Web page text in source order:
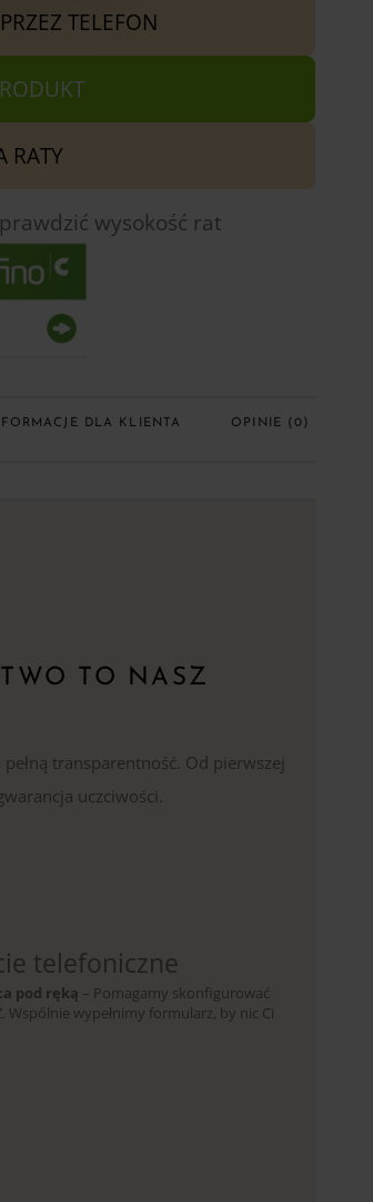
TELEFON
RATY
wysokość rat
DLA KLIENTA OPINIE (0)
TO NASZ
transparentność. Od pierwszej
uczciwości.
telefoniczne
pod ręką – Pomagamy skonfigurować
Wspólnie wypełnimy formularz, by nic Ci